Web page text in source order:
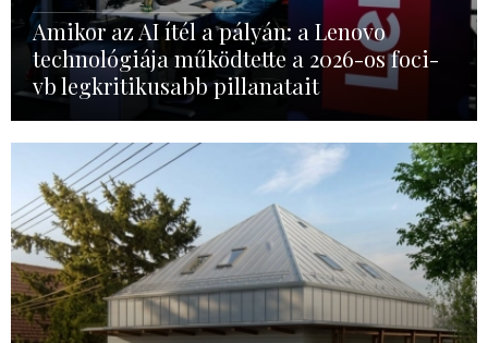
Amikor az AI ítél a pályán: a Lenovo
technológiája működtette a 2026-os foci-
vb legkritikusabb pillanatait